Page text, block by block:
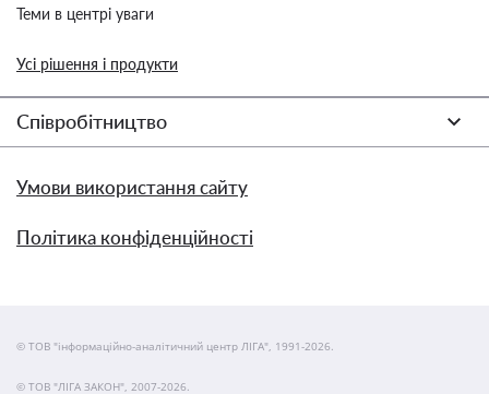
Теми в центрі уваги
Усі рішення і продукти
Співробітництво
Умови використання сайту
Політика конфіденційності
© ТОВ "інформаційно-аналітичний центр ЛІГА", 1991-2026.
© ТОВ "ЛІГА ЗАКОН", 2007-2026.